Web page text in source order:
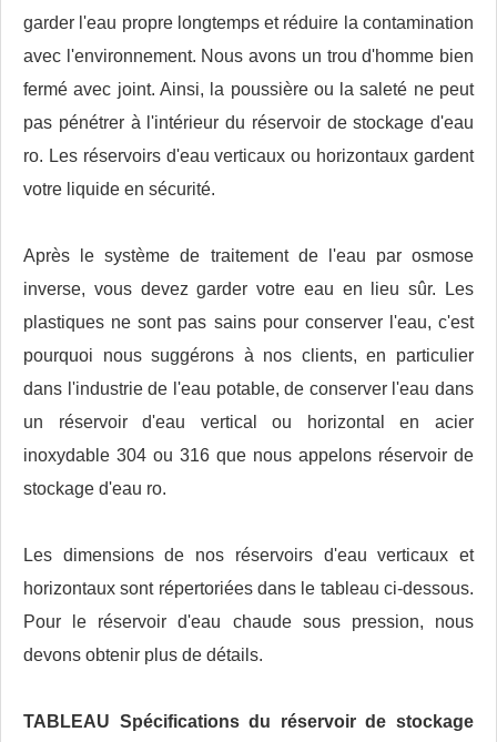
garder l'eau propre longtemps et réduire la contamination
avec l'environnement. Nous avons un trou d'homme bien
fermé avec joint. Ainsi, la poussière ou la saleté ne peut
pas pénétrer à l'intérieur du réservoir de stockage d'eau
ro. Les réservoirs d'eau verticaux ou horizontaux gardent
votre liquide en sécurité.
Après le système de traitement de l'eau par osmose
inverse, vous devez garder votre eau en lieu sûr. Les
plastiques ne sont pas sains pour conserver l'eau, c'est
pourquoi nous suggérons à nos clients, en particulier
dans l'industrie de l'eau potable, de conserver l'eau dans
un réservoir d'eau vertical ou horizontal en acier
inoxydable 304 ou 316 que nous appelons réservoir de
stockage d'eau ro.
Les dimensions de nos réservoirs d'eau verticaux et
horizontaux sont répertoriées dans le tableau ci-dessous.
Pour le réservoir d'eau chaude sous pression, nous
devons obtenir plus de détails.
TABLEAU Spécifications du réservoir de stockage